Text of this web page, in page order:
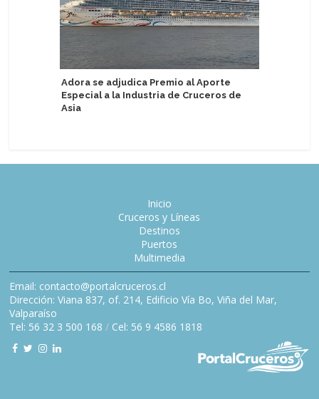
Adora se adjudica Premio al Aporte
Especial a la Industria de Cruceros de
Asia
Inicio
Cruceros y Líneas
Destinos
Puertos
Multimedia
Email: contacto@portalcruceros.cl
Dirección: Viana 837, of. 214, Edificio Vía Bo, Viña del Mar,
Valparaíso
Tel: 56 32 3 500 168 / Cel: 56 9 4586 1818